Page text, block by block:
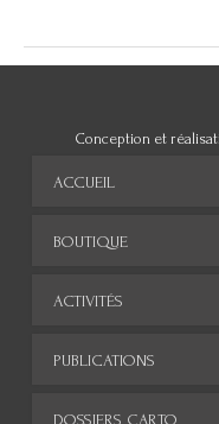
Conception et
ACCUEIL
BOUTIQUE
ACTIVITÉS
PUBLICATIONS
DOSSIERS CARTO